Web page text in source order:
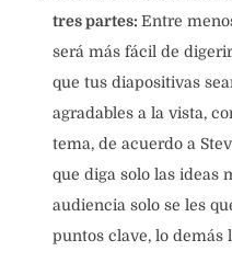
tres partes: Entre
será más fácil de
que tus diapositivas
agradables a la vista,
tema, de acuerdo a
que diga solo las ideas
audiencia solo se les
puntos clave, lo demás